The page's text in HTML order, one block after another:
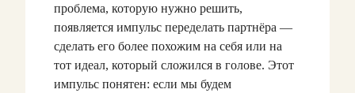
проблема, которую нужно решить,
появляется импульс переделать партнёра —
сделать его более похожим на себя или на
тот идеал, который сложился в голове. Этот
импульс понятен: если мы будем